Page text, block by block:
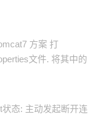
方案 打
文件. 将其中的
态: 主动发起断开连